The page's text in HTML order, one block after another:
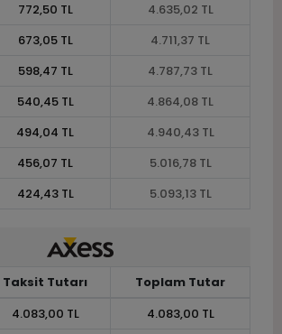
772,50 TL
4.635,02 TL
673,05 TL
4.711,37 TL
598,47 TL
4.787,73 TL
540,45 TL
4.864,08 TL
494,04 TL
4.940,43 TL
456,07 TL
5.016,78 TL
424,43 TL 5.093,13 TL
Taksit Tutarı
Toplam Tutar
4.083,00 TL
4.083,00 TL